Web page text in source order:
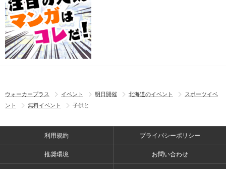
ウォーカープラス イベント 明日開催 北海道のイベント
スポーツイベ
ント
無料イベント 子供と
利用規約 プライバシーポリシー
推奨環境 お問い合わせ